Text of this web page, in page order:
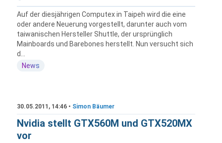
Auf der diesjährigen Computex in Taipeh wird die eine
oder andere Neuerung vorgestellt, darunter auch vom
taiwanischen Hersteller Shuttle, der ursprünglich
Mainboards und Barebones herstellt. Nun versucht sich
d...
News
30.05.2011, 14:46 • Simon Bäumer
Nvidia stellt GTX560M und GTX520MX
vor